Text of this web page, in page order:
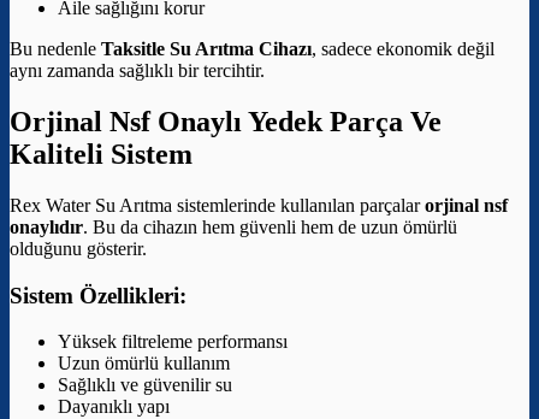
Aile sağlığını korur
Bu nedenle Taksitle Su Arıtma Cihazı, sadece ekonomik değil
aynı zamanda sağlıklı bir tercihtir.
Orjinal Nsf Onaylı Yedek Parça Ve
Kaliteli Sistem
Rex Water Su Arıtma sistemlerinde kullanılan parçalarorjinal nsf
onaylıdır. Bu da cihazın hem güvenli hem de uzun ömürlü
olduğunu gösterir.
Sistem Özellikleri:
Yüksek filtreleme performansı
Uzun ömürlü kullanım
Sağlıklı ve güvenilir su
Dayanıklı yapı